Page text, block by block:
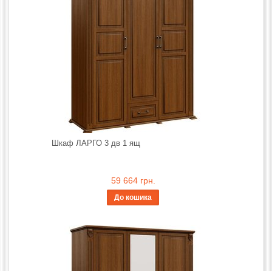
Шкаф ЛАРГО 3 дв 1 ящ
59 664 грн.
До кошика